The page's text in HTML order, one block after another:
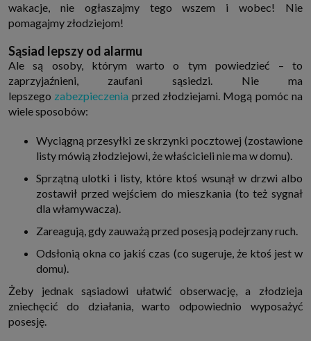
wygody użytkowników (np. personalizowanie treści w usługach), jak
również prowadzenie marketingu i promocji własnych usług (np. jeśli
interesujesz się motoryzacją i oglądasz artykuły w biznesistyl.pl lub na
dotyczącą artykułu w serwisie biznesistyl.pl/automoto. Takie
przetwarzanie danych to realizacja naszych prawnie uzasadnionych
interesów.
3. Za Twoją zgodą usługi marketingowe dostarczą Ci nasi Zaufani
Partnerzy oraz my dla podmiotów trzecich. Aby móc pokazać interesujące
Cię reklamy (np. produktu, którego możesz potrzebować) reklamodawcy i
ich przedstawiciele chcieliby mieć możliwość przetwarzania Twoich
internetowymi. Udzielenie takiej zgody jest dobrowolne, nie musisz jej
udzielać, nie pozbawi Cię to dostępu do naszych usług. Masz również
możliwość ograniczenia zakresu lub zmiany zgody w dowolnym
Twoje dane przetwarzane będą do czasu istnienia podstawy do ich
przetwarzania, czyli w przypadku udzielenia zgody do momentu jej
cofnięcia, ograniczenia lub innych działań z Twojej strony ograniczających
tę zgodę, w przypadku niezbędności danych do wykonania umowy, przez
czas jej wykonywania i ewentualnie okres przedawnienia roszczeń z niej
(zwykle nie więcej niż 3 lata, a maksymalnie 10 lat), a w przypadku, gdy
podstawą przetwarzania danych jest uzasadniony interes administratora,
do czasu zgłoszenia przez Ciebie skutecznego sprzeciwu.
Przekazywanie danych
Administratorzy danych mogą powierzać Twoje dane podwykonawcom IT,
księgowym, agencjom marketingowym etc. Zrobią to jedynie na
podstawie umowy o powierzenie przetwarzania danych zobowiązującej
taki podmiot do odpowiedniego zabezpieczenia danych i niekorzystania z
wakacje, nie ogłaszajmy tego wszem i wobec! Nie
pomagajmy złodziejom!
Sąsiad lepszy od alarmu
Ale są osoby, którym warto o tym powiedzieć – to
zaprzyjaźnieni, zaufani sąsiedzi. Nie ma
lepszego zabezpieczenia przed złodziejami. Mogą pomóc na
wiele sposobów:
Wyciągną przesyłki ze skrzynki pocztowej (zostawione
listy mówią złodziejowi, że właścicieli nie ma w domu).
Sprzątną ulotki i listy, które ktoś wsunął w drzwi albo
zostawił przed wejściem do mieszkania (to też sygnał
dla włamywacza).
Zareagują, gdy zauważą przed posesją podejrzany ruch.
Odsłonią okna co jakiś czas (co sugeruje, że ktoś jest w
domu).
Żeby jednak sąsiadowi ułatwić obserwację, a złodzieja
zniechęcić do działania, warto odpowiednio wyposażyć
posesję.